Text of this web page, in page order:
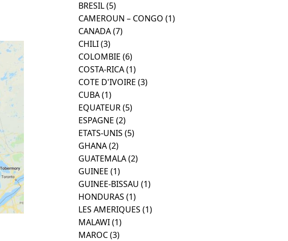
BRESIL(5)
CAMEROUN – CONGO (1)
CANADA(7)
CHILI(3)
COLOMBIE (6)
COSTA-RICA(1)
COTE D'IVOIRE (3)
CUBA(1)
EQUATEUR(5)
ESPAGNE (2)
ETATS-UNIS (5)
GHANA(2)
GUATEMALA(2)
GUINEE (1)
GUINEE-BISSAU (1)
HONDURAS (1)
LES AMERIQUES (1)
MALAWI(1)
MAROC(3)